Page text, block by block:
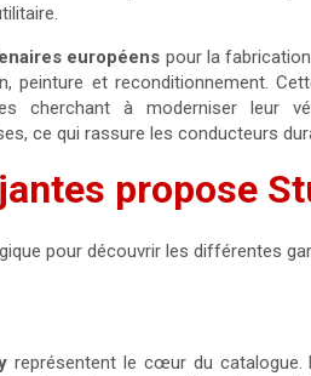
européens pour la
peinture et reconditionnement.
cherchant à moderniser leur
ce qui rassure les conducteurs
propose
pour découvrir les différentes
représentent le cœur du catalogue.